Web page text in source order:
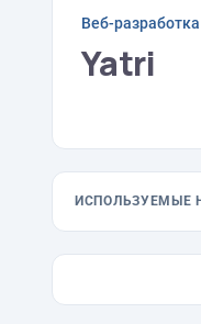
Веб-
Yatri
ИСПОЛЬЗУЕМЫЕ